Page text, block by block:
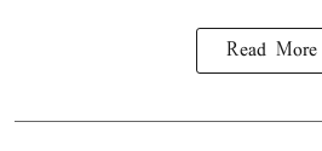
Read More